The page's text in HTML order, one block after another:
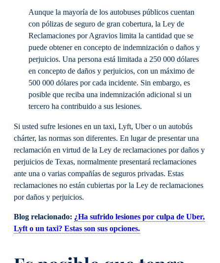
Aunque la mayoría de los autobuses públicos cuentan
con pólizas de seguro de gran cobertura, la Ley de
Reclamaciones por Agravios limita la cantidad que se
puede obtener en concepto de indemnización o daños y
perjuicios. Una persona está limitada a 250 000 dólares
en concepto de daños y perjuicios, con un máximo de
500 000 dólares por cada incidente. Sin embargo, es
posible que reciba una indemnización adicional si un
tercero ha contribuido a sus lesiones.
Si usted sufre lesiones en un taxi, Lyft, Uber o un autobús
chárter, las normas son diferentes. En lugar de presentar una
reclamación en virtud de la Ley de reclamaciones por daños y
perjuicios de Texas, normalmente presentará reclamaciones
ante una o varias compañías de seguros privadas. Estas
reclamaciones no están cubiertas por la Ley de reclamaciones
por daños y perjuicios.
Blog relacionado: ¿Ha sufrido lesiones por culpa de Uber,
Lyft o un taxi? Estas son sus opciones.